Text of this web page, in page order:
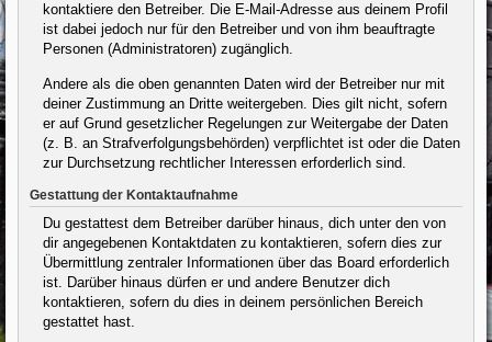
kontaktiere den Betreiber. Die E-Mail-Adresse aus deinem Profil
ist dabei jedoch nur für den Betreiber und von ihm beauftragte
Personen (Administratoren) zugänglich.
Andere als die oben genannten Daten wird der Betreiber nur mit
deiner Zustimmung an Dritte weitergeben. Dies gilt nicht, sofern
er auf Grund gesetzlicher Regelungen zur Weitergabe der Daten
(z. B. an Strafverfolgungsbehörden) verpflichtet ist oder die Daten
zur Durchsetzung rechtlicher Interessen erforderlich sind.
Gestattung der Kontaktaufnahme
Du gestattest dem Betreiber darüber hinaus, dich unter den von
dir angegebenen Kontaktdaten zu kontaktieren, sofern dies zur
Übermittlung zentraler Informationen über das Board erforderlich
ist. Darüber hinaus dürfen er und andere Benutzer dich
kontaktieren, sofern du dies in deinem persönlichen Bereich
gestattet hast.